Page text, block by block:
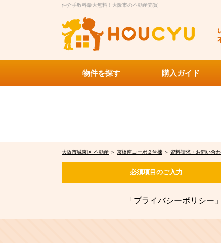
仲介手数料最大無料！大阪市の不動産売買
物件を探す 購入ガイド
大阪市城東区 不動産 ＞ 京橋南コーポ２号棟 ＞ 資料請求・お問い合
必須項目のご入力
「 プライバシーポリシー